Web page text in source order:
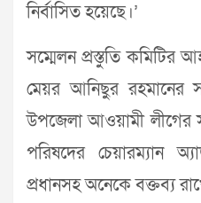
নির্বাসিত হয়েছে।’
সম্মেলন প্রস্তুতি কমিটির
মেয়র আনিছুর রহমানের
উপজেলা আওয়ামী লীগের
পরিষদের চেয়ারম্যান
প্রধানসহ অনেকে বক্তব্য